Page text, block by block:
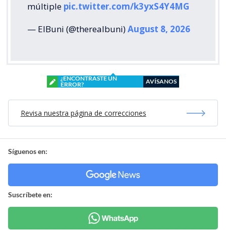
múltiple pic.twitter.com/k3yxS4Y4MG
— ElBuni (@therealbuni)August 8, 2026
¿ENCONTRASTE UN
ERROR?
AVÍSANOS
Revisa nuestra página de correcciones
Síguenos en:
Suscríbete en: